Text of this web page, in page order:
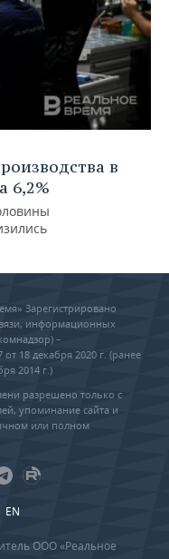
в
6,2%
Зарегистрировано
информационных
–
18 декабря 2020 г. (ранее
2014 г.)
разрешено только с
упоминание сайта и
или полном
EN
ООО «Реальное